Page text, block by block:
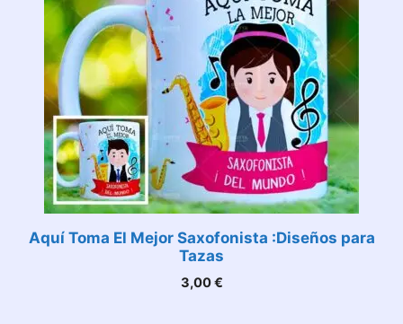
Aquí Toma El Mejor Saxofonista :Diseños para
Tazas
3,00€